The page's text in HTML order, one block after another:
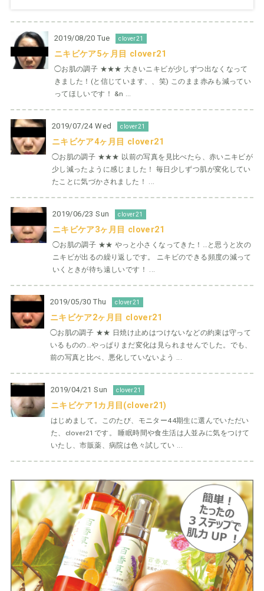
2019/08/20 Tue clover21
ニキビケア5ヶ月目 clover21
◯お肌の調子 ★★★ 大きいニキビが少しずつ出なくなって
きました！(と信じています、、笑) このまま赤みも減ってい
ってほしいです！ &n ...
2019/07/24 Wed clover21
ニキビケア4ヶ月目 clover21
◯お肌の調子 ★★★ 以前の写真を見比べたら、赤いニキビが
少し減ったように感じました！ 毎日少しずつ肌が変化してい
たことに気づかされました！ ...
2019/06/23 Sun clover21
ニキビケア3ヶ月目 clover21
◯お肌の調子 ★★ やっと小さくなってきた！…と思うと次の
ニキビが出るの繰り返しです。 ニキビのできる頻度の減って
いくときが待ち遠しいです！ ...
2019/05/30 Thu clover21
ニキビケア2ヶ月目 clover21
◯お肌の調子 ★★ 日焼け止めはつけないなどの約束は守って
いるものの…やっぱりまだ変化は見られませんでした。でも、
前の写真と比べ、悪化していないよう ...
2019/04/21 Sun clover21
ニキビケア1カ月目(clover21)
はじめまして。このたび、モニター44期生に選んでいただい
た、clover21です。 睡眠時間や食生活は人並みに気をつけて
いたし、市販薬、病院は色々試してい ...